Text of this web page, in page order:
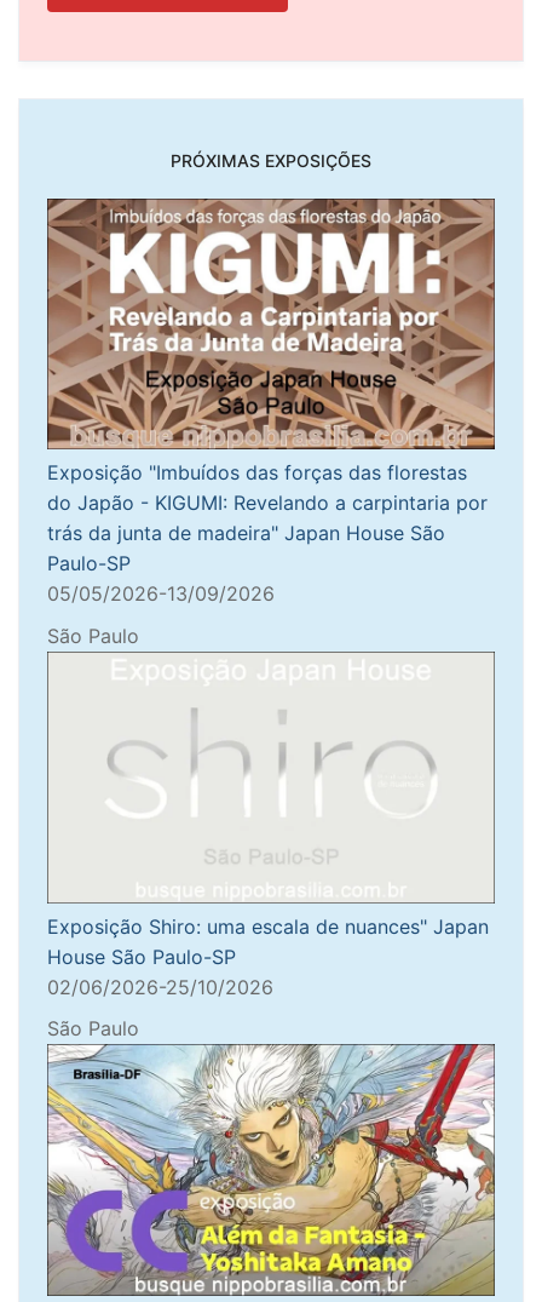
PRÓXIMAS EXPOSIÇÕES
Exposição "Imbuídos das forças das florestas
do Japão - KIGUMI: Revelando a carpintaria por
trás da junta de madeira" Japan House São
Paulo-SP
05/05/2026-13/09/2026
São Paulo
Exposição Shiro: uma escala de nuances" Japan
House São Paulo-SP
02/06/2026-25/10/2026
São Paulo